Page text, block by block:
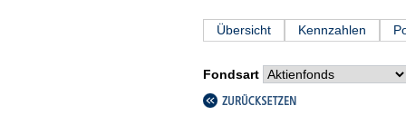
Übersicht Kennzahlen
Fondsart